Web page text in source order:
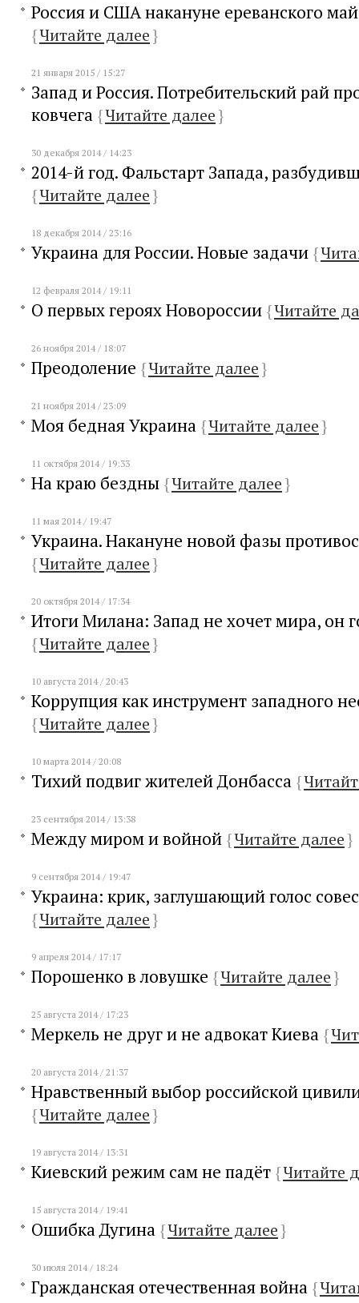
Россия и США накануне ереванского
{Читайте далее}
21 января 2015 / 15:27
Запад и Россия. Потребительский рай
ковчега {Читайте далее}
30 декабря 2014 / 14:23
2014-й год. Фальстарт Запада,
{Читайте далее}
18 декабря 2014 / 23:16
Украина для России. Новые задачи {
12 февраля 2014 / 19:11
О первых героях Новороссии {Читайте
26 ноября 2014 / 18:07
Преодоление {Читайте далее}
21 ноября 2014 / 23:09
Моя бедная Украина {Читайте далее}
11 октября 2014 / 19:33
На краю бездны {Читайте далее}
11 мая 2014 / 19:47
Украина. Накануне новой фазы
{Читайте далее}
20 октября 2014 / 17:34
Итоги Милана: Запад не хочет мира, он
{Читайте далее}
10 августа 2014 / 20:43
Коррупция как инструмент западного
{Читайте далее}
10 марта 2014 / 20:08
Тихий подвиг жителей Донбасса {
23 сентября 2014 / 13:38
Между миром и войной {Читайте далее}
9 сентября 2014 / 19:47
Украина: крик, заглушающий голос
{Читайте далее}
9 апреля 2014 / 17:17
Порошенко в ловушке {Читайте далее}
25 августа 2014 / 17:23
Меркель не друг и не адвокат Киева {
20 августа 2014 / 21:37
Нравственный выбор российской
{Читайте далее}
19 августа 2014 / 13:31
Киевский режим сам не падёт {Читайте
15 августа 2014 / 19:41
Ошибка Дугина {Читайте далее}
30 июля 2014 / 18:24
Гражданская отечественная война {